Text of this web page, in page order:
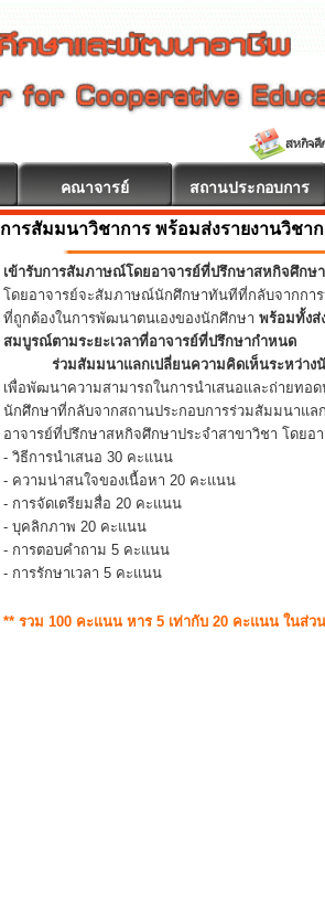
คณาจารย์ สถานประกอบการ
การสัมมนาวิชาการ พร้อมส่งรายงานวิชา
เข้ารับการสัมภาษณ์โดยอาจารย์ที่ปรึกษาสหกิจศึกษ
โดยอาจารย์จะสัมภาษณ์นักศึกษาทันทีที่กลับจากกา
ที่ถูกต้องในการพัฒนาตนเองของนักศึกษา พร้อมทั้งส่
สมบูรณ์ตามระยะเวลาที่อาจารย์ที่ปรึกษากำหนด
ร่วมสัมมนาแลกเปลี่ยนความคิดเห็นระหว่าง
เพื่อพัฒนาความสามารถในการนำเสนอและถ่ายทอ
นักศึกษาที่กลับจากสถานประกอบการร่วมสัมมนาแล
อาจารย์ที่ปรึกษาสหกิจศึกษาประจำสาขาวิชา โดยอ
- วิธีการนำเสนอ 30 คะแนน
- ความน่าสนใจของเนื้อหา 20 คะแนน
- การจัดเตรียมสื่อ 20 คะแนน
- บุคลิกภาพ 20 คะแนน
- การตอบคำถาม 5 คะแนน
- การรักษาเวลา 5 คะแนน
** รวม 100 คะแนน หาร 5 เท่ากับ 20 คะแนน ในส่ว